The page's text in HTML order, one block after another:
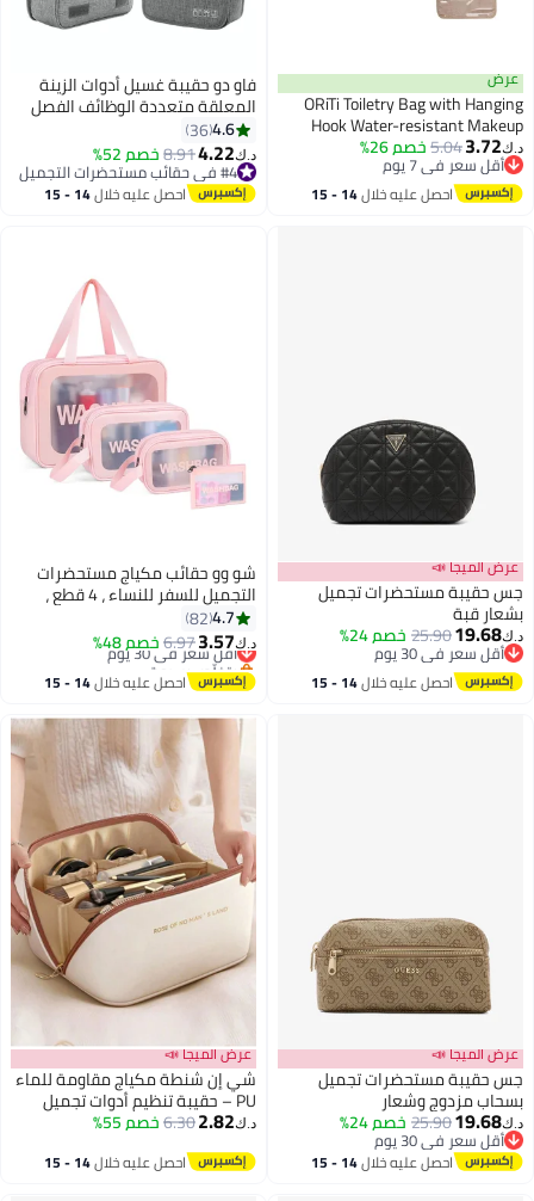
2
عرض
ORiTi Toiletry Bag with Hanging
Hook Water-resistant Makeup
Cosmetic Bag Travel Organizer for
Accessories
د.ك‏3.72
5.04خصم 26%
أقل سعر في 7 يوم
أقل سعر في 7 يوماحصل عليه خلال 14 - 15
فاو دو حقيبة غسيل أدوات الزينة
المعلقة متعددة الوظائف الفصل
الرطب والجاف المحمولة ذات السعة
الكبيرة حقيبة السفر حقيبة غسيل
مقاومة للماء مع خطاف
4.6
36
د.ك‏4.22
8.91خصم 52%
#4 في حقائب مستحضرات التجميل
#4 في حقائب مستحضرات التجميل احصل عليه خلال 14 - 15
عرض الميجا 📣
جس حقيبة مستحضرات تجميل
بشعار قبة
د.ك‏19.68
25.90خصم 24%
أقل سعر في 30 يوم
أقل سعر في 30 يوماحصل عليه خلال 14 - 15
اغسطس
شو وو حقائب مكياج مستحضرات
التجميل للسفر للنساء ، 4 قطع ،
حقائب مكياج شفافة للسفر بأحجام
مختلفة مع مقبض ، سعة كبيرة ،
حقائب مستحضرات تجميل شفافة
للسفر للنساء في السفر والحمام
(وردي)
4.7
82
د.ك‏3.57
6.97خصم 48%أقل سعر في 30 يوم
بتخلّص بسرعة
أقل سعر في 30 يوماحصل عليه خلال 14 - 15
اغسطس
عرض الميجا 📣
جس حقيبة مستحضرات تجميل
بسحاب مزدوج وشعار
د.ك‏19.68
25.90خصم 24%
أقل سعر في 30 يوم
أقل سعر في 30 يوماحصل عليه خلال 14 - 15
عرض الميجا 📣
شي إن شنطة مكياج مقاومة للماء
PU – حقيبة تنظيم أدوات تجميل
بسعة كبيرة – مناسبة للسفر
والساعة
د.ك‏2.82
6.30خصم 55%
احصل عليه خلال 14 - 15